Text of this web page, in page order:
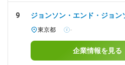
9 ジョンソン・エンド・ジョン
東京都 -
企業情報を見る